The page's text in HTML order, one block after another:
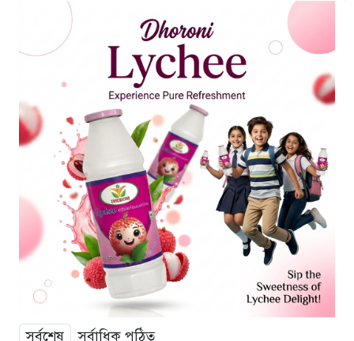
সর্বশেষ সর্বাধিক পঠিত